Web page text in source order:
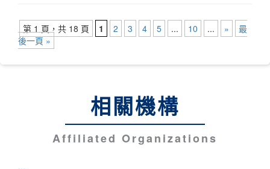
第 1 頁，共 18 頁 1 2 3 4 5 ... 10 ... »
最
後一頁 »
相關機構
Affiliated Organizations